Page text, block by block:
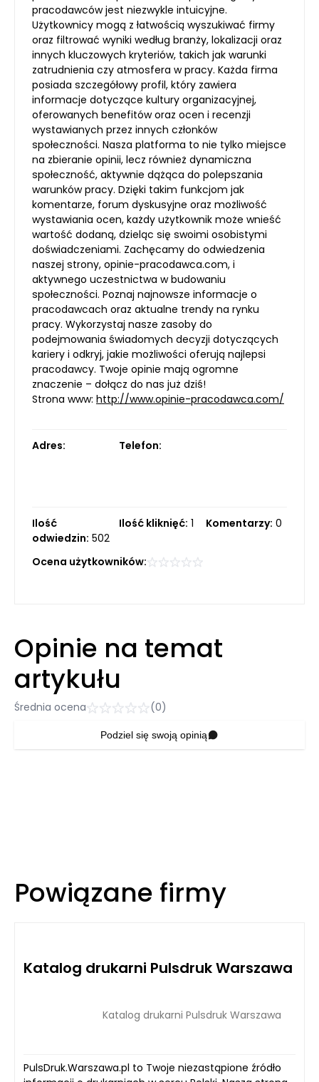
pracodawców jest niezwykle intuicyjne.
Użytkownicy mogą z łatwością wyszukiwać firmy
oraz filtrować wyniki według branży, lokalizacji oraz
innych kluczowych kryteriów, takich jak warunki
zatrudnienia czy atmosfera w pracy. Każda firma
posiada szczegółowy profil, który zawiera
informacje dotyczące kultury organizacyjnej,
oferowanych benefitów oraz ocen i recenzji
wystawianych przez innych członków
społeczności. Nasza platforma to nie tylko miejsce
na zbieranie opinii, lecz również dynamiczna
społeczność, aktywnie dążąca do polepszania
warunków pracy. Dzięki takim funkcjom jak
komentarze, forum dyskusyjne oraz możliwość
wystawiania ocen, każdy użytkownik może wnieść
wartość dodaną, dzieląc się swoimi osobistymi
doświadczeniami. Zachęcamy do odwiedzenia
naszej strony, opinie-pracodawca.com, i
aktywnego uczestnictwa w budowaniu
społeczności. Poznaj najnowsze informacje o
pracodawcach oraz aktualne trendy na rynku
pracy. Wykorzystaj nasze zasoby do
podejmowania świadomych decyzji dotyczących
kariery i odkryj, jakie możliwości oferują najlepsi
pracodawcy. Twoje opinie mają ogromne
znaczenie – dołącz do nas już dziś!
Strona www: http://www.opinie-pracodawca.com/
Adres: Telefon:
Ilość
odwiedzin: 502
Ilość kliknięć: 1 Komentarzy: 0
Ocena użytkowników:
Opinie na temat
artykułu
Średnia ocena (0)
Podziel się swoją opinią
Powiązane firmy
Katalog drukarni Pulsdruk Warszawa
Katalog drukarni Pulsdruk Warszawa
PulsDruk.Warszawa.pl to Twoje niezastąpione źródło